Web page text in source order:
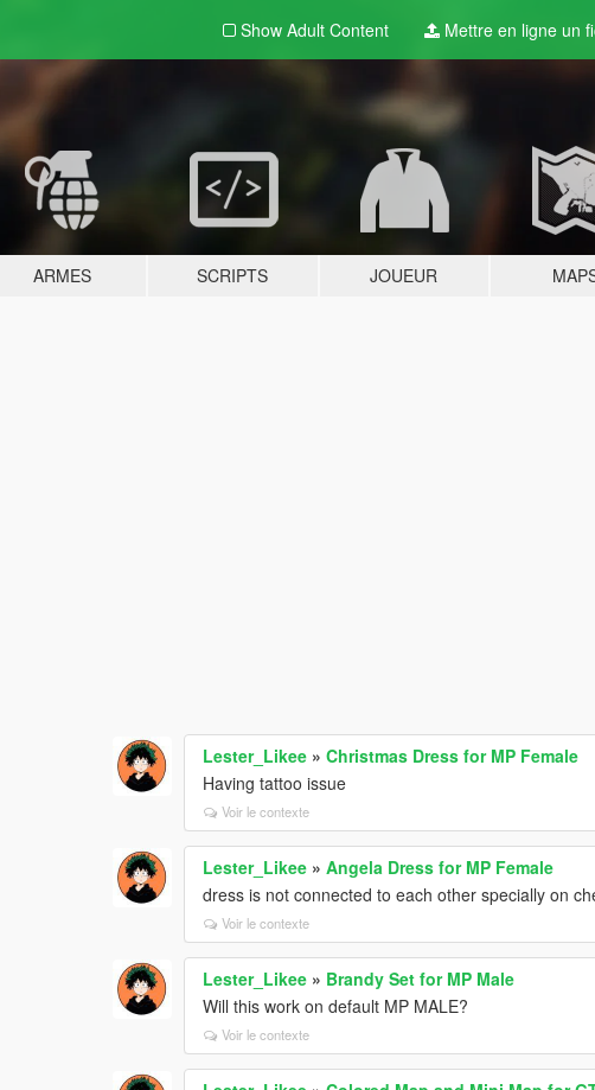
Show Adult Content Mettre en ligne un
ARMES SCRIPTS JOUEUR
Lester_Likee »Christmas Dress for MP Female
Having tattoo issue
Voir le contexte
Lester_Likee »Angela Dress for MP Female
dress is not connected to each other specially on
Voir le contexte
Lester_Likee » Brandy Set for MP Male
Will this work on default MP MALE?
Voir le contexte